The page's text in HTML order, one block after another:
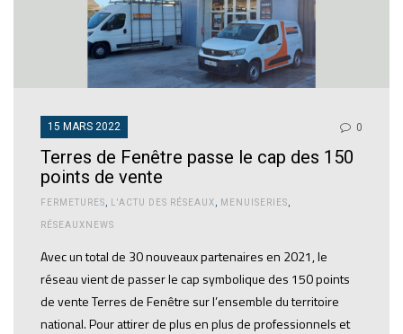
15 MARS 2022 0
Terres de Fenêtre passe le cap des 150
points de vente
FERMETURES L'ACTU DES RÉSEAUX MENUISERIES
RÉSEAUXNEWS
Avec un total de 30 nouveaux partenaires en 2021, le
réseau vient de passer le cap symbolique des 150 points
de vente Terres de Fenêtre sur l’ensemble du territoire
national. Pour attirer de plus en plus de professionnels et